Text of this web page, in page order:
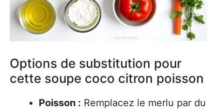
Options de substitution pour
cette soupe coco citron poisson
Poisson : Remplacez le merlu par du